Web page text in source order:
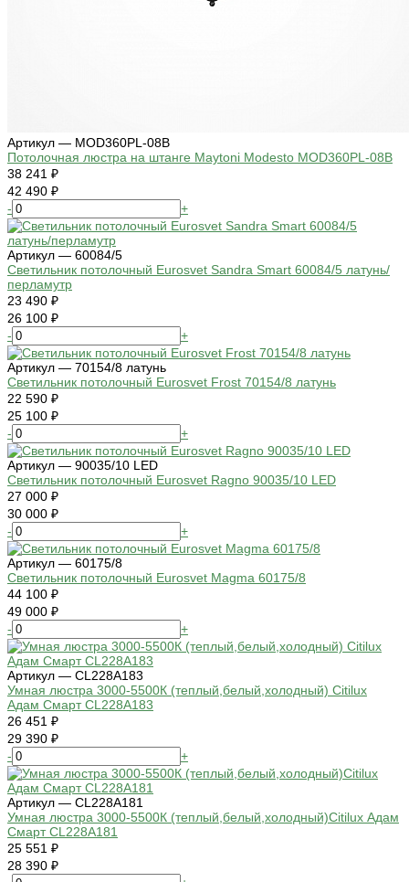
Артикул — MOD360PL-08B
Потолочная люстра на штанге Maytoni Modesto MOD360PL-08B
38 241 ₽
42 490 ₽
-
+
Артикул — 60084/5
Светильник потолочный Eurosvet Sandra Smart 60084/5 латунь/
перламутр
23 490 ₽
26 100 ₽
-
+
Артикул — 70154/8 латунь
Светильник потолочный Eurosvet Frost 70154/8 латунь
22 590 ₽
25 100 ₽
-
+
Артикул — 90035/10 LED
Светильник потолочный Eurosvet Ragno 90035/10 LED
27 000 ₽
30 000 ₽
-
+
Артикул — 60175/8
Светильник потолочный Eurosvet Magma 60175/8
44 100 ₽
49 000 ₽
-
+
Артикул — CL228A183
Умная люстра 3000-5500К (теплый,белый,холодный) Citilux
Адам Смарт CL228A183
26 451 ₽
29 390 ₽
-
+
Артикул — CL228A181
Умная люстра 3000-5500К (теплый,белый,холодный)Citilux Адам
Смарт CL228A181
25 551 ₽
28 390 ₽